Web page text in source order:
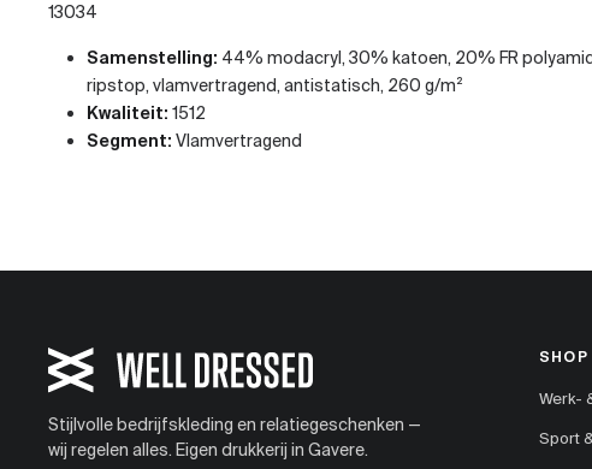
13034
Samenstelling: 44% modacryl, 30% katoen, 20% FR
ripstop, vlamvertragend, antistatisch, 260 g/m²
Kwaliteit: 1512
Segment: Vlamvertragend
Stijlvolle bedrijfskleding en relatiegeschenken —
wij regelen alles. Eigen drukkerij in Gavere.
SHOP
Werk-
Sport